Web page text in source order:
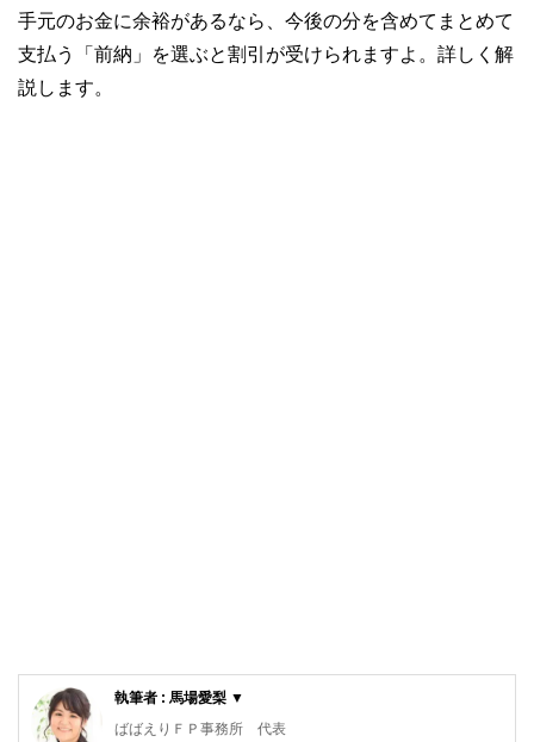
手元のお金に余裕があるなら、今後の分を含めてまとめて
支払う「前納」を選ぶと割引が受けられますよ。詳しく解
説します。
執筆者 : 馬場愛梨 ▼
ばばえりＦＰ事務所 代表